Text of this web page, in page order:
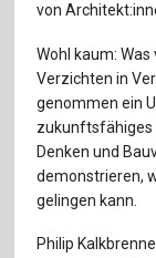
Verlag
Sprache /
von
Wohl kaum:
Verzichten in
genommen ein
zukunftsfähiges
Denken und
demonstrieren,
gelingen kann.
Philip